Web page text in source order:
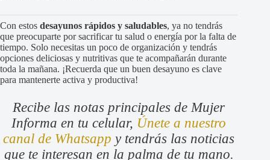
Con estos desayunos rápidos y saludables, ya no tendrás
que preocuparte por sacrificar tu salud o energía por la falta de
tiempo. Solo necesitas un poco de organización y tendrás
opciones deliciosas y nutritivas que te acompañarán durante
toda la mañana. ¡Recuerda que un buen desayuno es clave
para mantenerte activa y productiva!
Recibe las notas principales de Mujer
Informa en tu celular, Únete a nuestro
canal de Whatsapp y tendrás las noticias
que te interesan en la palma de tu mano.